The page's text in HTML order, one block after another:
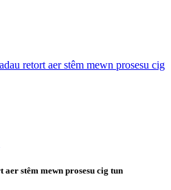
retort aer stêm mewn prosesu cig
stêm mewn prosesu cig tun